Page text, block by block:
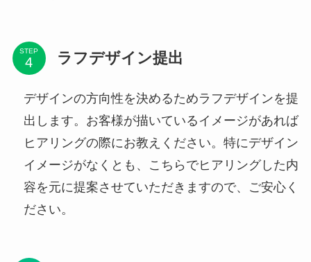
STEP ラフデザイン提出
デザインの方向性を決めるためラフデザインを提
出します。お客様が描いているイメージがあれば
ヒアリングの際にお教えください。特にデザイン
イメージがなくとも、こちらでヒアリングした内
容を元に提案させていただきますので、ご安心く
ださい。